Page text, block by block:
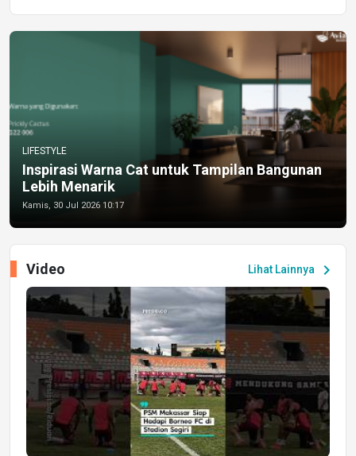
LIFESTYLE
Inspirasi Warna Cat untuk Tampilan Bangunan
Lebih Menarik
Kamis, 30 Jul 2026 10:17
Lihat Lainnya chevron_right
Video